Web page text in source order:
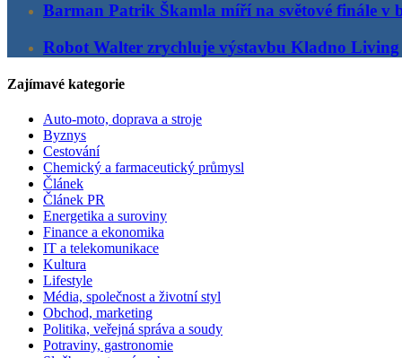
Barman Patrik Škamla míří na světové finále v
Robot Walter zrychluje výstavbu Kladno Living
Zajímavé kategorie
Auto-moto, doprava a stroje
Byznys
Cestování
Chemický a farmaceutický průmysl
Článek
Článek PR
Energetika a suroviny
Finance a ekonomika
IT a telekomunikace
Kultura
Lifestyle
Média, společnost a životní styl
Obchod, marketing
Politika, veřejná správa a soudy
Potraviny, gastronomie